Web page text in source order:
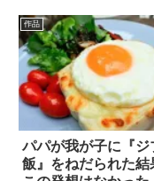
作品
パパが我が子に『ジ
飯』をねだられた